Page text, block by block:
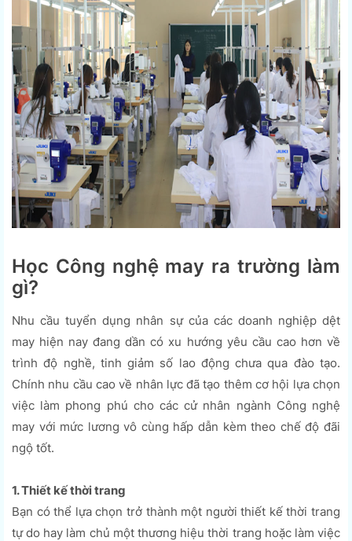
Học Công nghệ may ra trường làm
gì?
Nhu cầu tuyển dụng nhân sự của các doanh nghiệp dệt
may hiện nay đang dần có xu hướng yêu cầu cao hơn về
trình độ nghề, tinh giảm số lao động chưa qua đào tạo.
Chính nhu cầu cao về nhân lực đã tạo thêm cơ hội lựa chọn
việc làm phong phú cho các cử nhân ngành Công nghệ
may với mức lương vô cùng hấp dẫn kèm theo chế độ đãi
ngộ tốt.
1. Thiết kế thời trang
Bạn có thể lựa chọn trở thành một người thiết kế thời trang
tự do hay làm chủ một thương hiệu thời trang hoặc làm việc